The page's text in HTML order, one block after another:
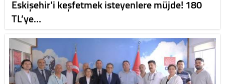
Eskişehir’i keşfetmek isteyenlere müjde! 180
TL’ye…